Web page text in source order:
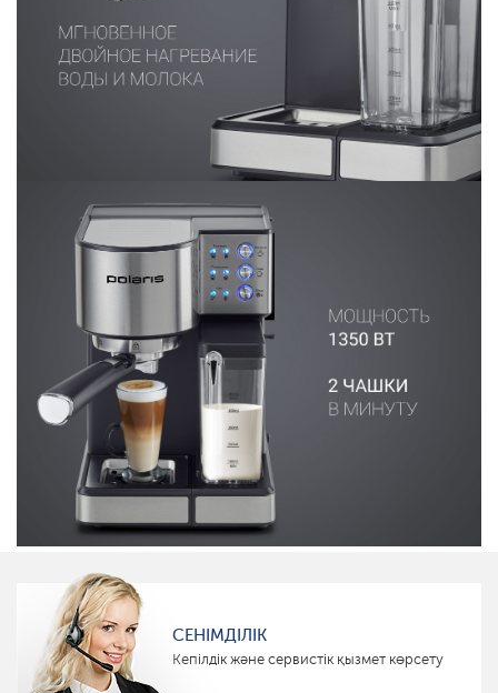
СЕНІМДІЛІК
Кепілдік және сервистік қызмет көрсету